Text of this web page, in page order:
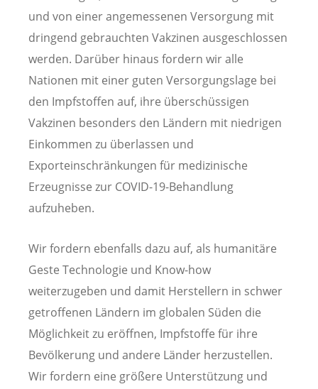
und von einer angemessenen Versorgung mit
dringend gebrauchten Vakzinen ausgeschlossen
werden. Darüber hinaus fordern wir alle
Nationen mit einer guten Versorgungslage bei
den Impfstoffen auf, ihre überschüssigen
Vakzinen besonders den Ländern mit niedrigen
Einkommen zu überlassen und
Exporteinschränkungen für medizinische
Erzeugnisse zur COVID-19-Behandlung
aufzuheben.
Wir fordern ebenfalls dazu auf, als humanitäre
Geste Technologie und Know-how
weiterzugeben und damit Herstellern in schwer
getroffenen Ländern im globalen Süden die
Möglichkeit zu eröffnen, Impfstoffe für ihre
Bevölkerung und andere Länder herzustellen.
Wir fordern eine größere Unterstützung und